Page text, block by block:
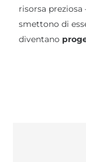
risorsa preziosa
smettono di
diventano